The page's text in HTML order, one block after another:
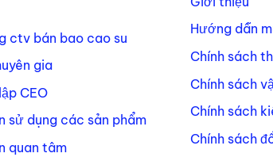
ctv bán bao cao su
gia
CEO
sử dụng các sản phẩm
quan tâm
Hướng dẫn
Chính sách
Chính sách
Chính sách
Chính sách